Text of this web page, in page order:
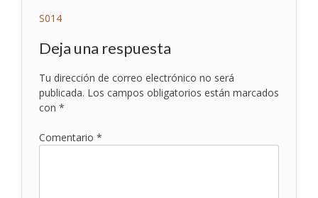
Navegación
de
entradas
S014
Deja una respuesta
Tu dirección de correo electrónico no será
publicada. Los campos obligatorios están marcados
con *
Comentario *